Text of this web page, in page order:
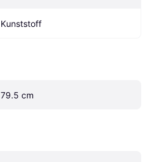
Kunststoff
79.5 cm